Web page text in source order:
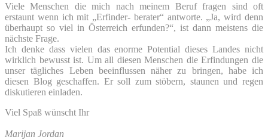
Viele Menschen die mich nach meinem Beruf fragen sind oft
erstaunt wenn ich mit „Erfinder- berater“ antworte. „Ja, wird denn
überhaupt so viel in Österreich erfunden?“, ist dann meistens die
nächste Frage.
Ich denke dass vielen das enorme Potential dieses Landes nicht
wirklich bewusst ist. Um all diesen Menschen die Erfindungen die
unser tägliches Leben beeinflussen näher zu bringen, habe ich
diesen Blog geschaffen. Er soll zum stöbern, staunen und regen
diskutieren einladen.
Viel Spaß wünscht Ihr
Marijan Jordan